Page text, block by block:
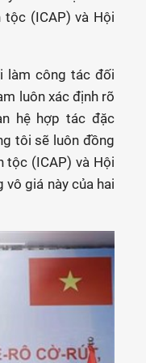
(ICAP) và Hội
làm công tác đối
luôn xác định rõ
hệ hợp tác đặc
tôi sẽ luôn đồng
tộc (ICAP) và Hội
giá này của hai